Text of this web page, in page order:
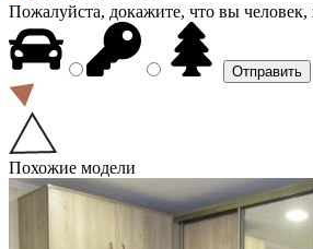
Пожалуйста, докажите, что вы человек,
Похожие модели